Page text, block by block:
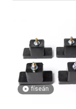
físeán